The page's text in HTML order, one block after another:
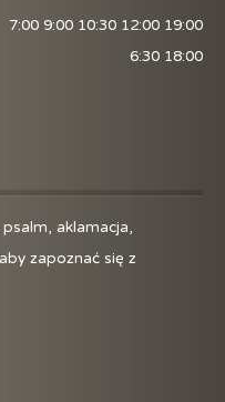
7:00 9:00 10:30 12:00 19:00
6:30 18:00
aklamacja,
zapoznać się z